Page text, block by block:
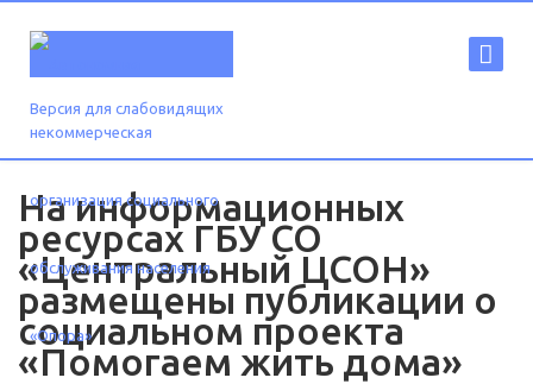
Версия для слабовидящих
На информационных
ресурсах ГБУ СО
«Центральный ЦСОН»
размещены публикации о
социальном проекта
«Помогаем жить дома»